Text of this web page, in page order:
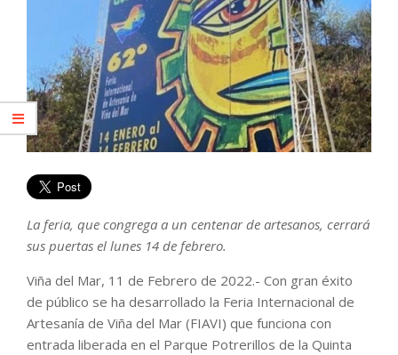
La feria, que congrega a un centenar de artesanos, cerrará
sus puertas el lunes 14 de febrero.
Viña del Mar, 11 de Febrero de 2022.- Con gran éxito
de público se ha desarrollado la Feria Internacional de
Artesanía de Viña del Mar (FIAVI) que funciona con
entrada liberada en el Parque Potrerillos de la Quinta